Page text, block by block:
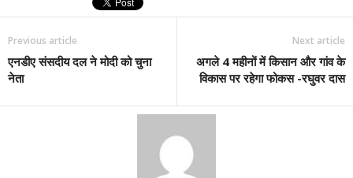
Previous article
एनडीए संसदीय दल ने मोदी को चुना
नेता
Next article
अगले 4 महीनों में किसान और गांव के
विकास पर रहेगा फोकस -रघुवर दास